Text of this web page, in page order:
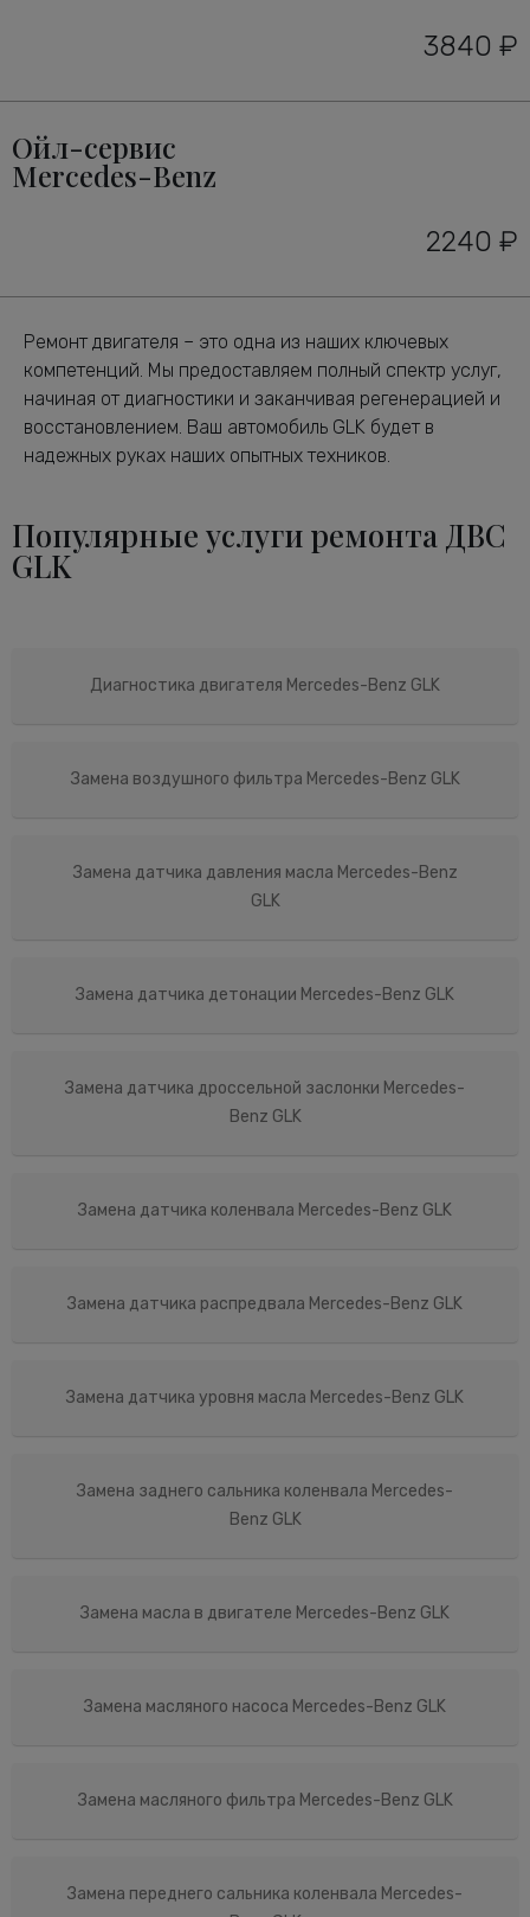
3840 ₽
Ойл-сервис
Mercedes-Benz
2240 ₽
Ремонт двигателя – это одна из наших ключевых
компетенций. Мы предоставляем полный спектр услуг,
начиная от диагностики и заканчивая регенерацией и
восстановлением. Ваш автомобиль GLK будет в
надежных руках наших опытных техников.
Популярные услуги ремонта ДВС
GLK
Диагностика двигателя Mercedes-Benz GLK
Замена воздушного фильтра Mercedes-Benz GLK
Замена датчика давления масла Mercedes-Benz
GLK
Замена датчика детонации Mercedes-Benz GLK
Замена датчика дроссельной заслонки Mercedes-
Benz GLK
Замена датчика коленвала Mercedes-Benz GLK
Замена датчика распредвала Mercedes-Benz GLK
Замена датчика уровня масла Mercedes-Benz GLK
Замена заднего сальника коленвала Mercedes-
Benz GLK
Замена масла в двигателе Mercedes-Benz GLK
Замена масляного насоса Mercedes-Benz GLK
Замена масляного фильтра Mercedes-Benz GLK
Замена переднего сальника коленвала Mercedes-